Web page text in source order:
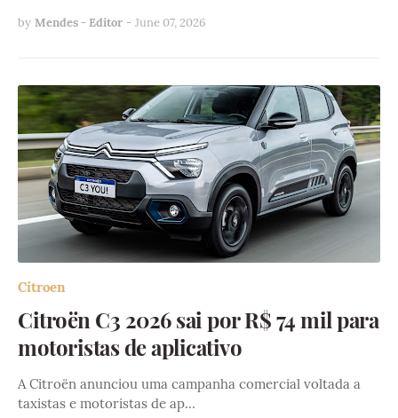
by Mendes - Editor - June 07, 2026
Citroen
Citroën C3 2026 sai por R$ 74 mil para
motoristas de aplicativo
A Citroën anunciou uma campanha comercial voltada a
taxistas e motoristas de ap…